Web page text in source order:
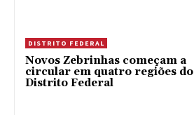
DISTRITO FEDERAL
Novos Zebrinhas começam a
circular em quatro regiões do
Distrito Federal